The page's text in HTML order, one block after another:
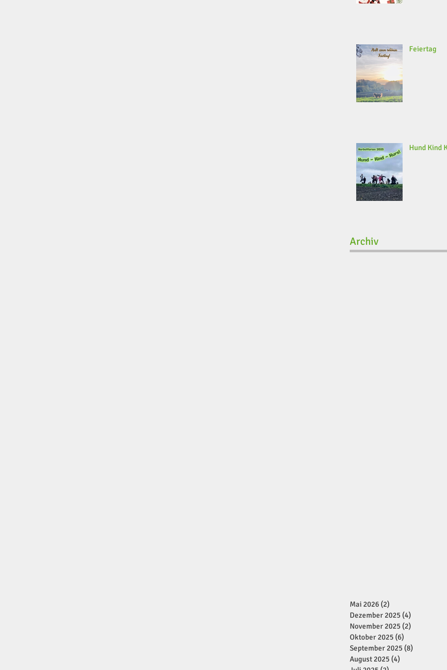
Feiertag
Hund Kind
Archiv
Mai 2026 (2)
Dezember 2025 (4)
November 2025 (2)
Oktober 2025 (6)
September 2025 (8)
August 2025 (4)